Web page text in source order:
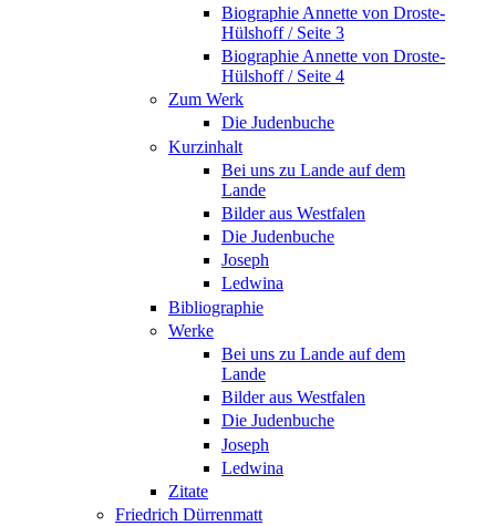
Biographie Annette von Droste-
Hülshoff / Seite 3
Biographie Annette von Droste-
Hülshoff / Seite 4
Zum Werk
Die Judenbuche
Kurzinhalt
Bei uns zu Lande auf dem
Lande
Bilder aus Westfalen
Die Judenbuche
Joseph
Ledwina
Bibliographie
Werke
Bei uns zu Lande auf dem
Lande
Bilder aus Westfalen
Die Judenbuche
Joseph
Ledwina
Zitate
Friedrich Dürrenmatt